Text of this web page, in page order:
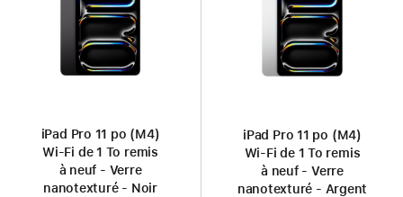
iPad Pro 11 po (M4)
Wi-Fi de 1 To remis
à neuf - Verre
nanotexturé - Noir
iPad Pro 11 po (M4)
Wi-Fi de 1 To remis
à neuf - Verre
nanotexturé - Argent